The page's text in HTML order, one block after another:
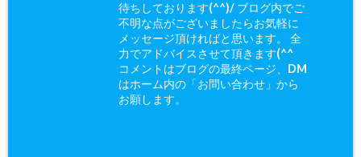
待ちしております(^^)/ ブログ内でご
不明な点がございましたらお気軽に
メッセージ頂ければと思います。 全
力でアドバイスさせて頂きます(^^ゞ
コメントはブログの最終ページ、DM
はホーム内の「お問い合わせ」から
お願します。